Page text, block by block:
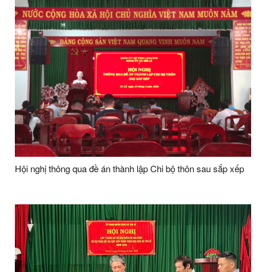
Hội nghị thông qua đề án thành lập Chi bộ thôn sau sắp xếp